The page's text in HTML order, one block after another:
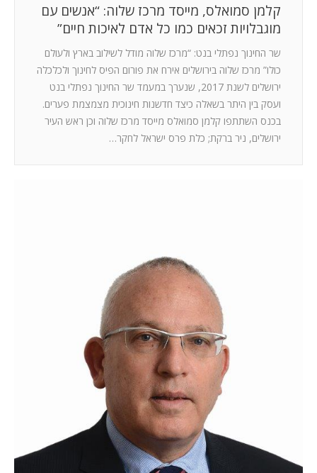
קלמן סמואלס, מייסד מרכז שלוה: “אנשים עם
מוגבלויות זכאים כמו כל אדם לאיכות חיים”
שר החינוך נפתלי בנט: “מרכז שלוה מודל לשילוב בארץ ולעולם
כולו” מרכז שלוה בירושלים אירח את פורום הפיס לחינוך ולכלכלה
ירושלים לשנת 2017, שנערך במעמד שר החינוך נפתלי בנט
ועסק בין היתר בשאלה כיצד חדשנות חינוכית מצמצמת פערים.
בכנס השתתפו קלמן סמואלס מייסד מרכז שלוה וכן ראש העיר
ירושלים, ניר ברקת; כלת פרס ישראל לחקר…